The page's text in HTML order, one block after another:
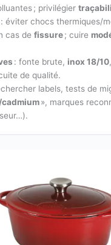
; privilégier
: éviter chocs thermiques/
cas defissure; cuire
: fonte brute, inox 18/10
de qualité.
labels, tests de
», marques